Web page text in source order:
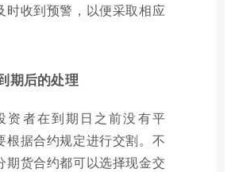
时收到预警，以便采取相应
期后的处理
资者在到期日之前没有平
根据合约规定进行交割。不
期货合约都可以选择现金交